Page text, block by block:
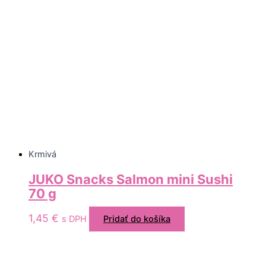
Krmivá
JUKO Snacks Salmon mini Sushi
70 g
1,45 € s DPH Pridať do košíka